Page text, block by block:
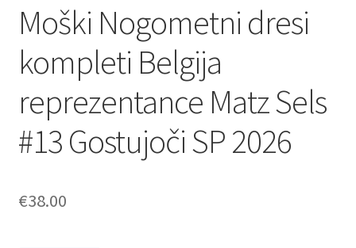
Moški Nogometni dresi
kompleti Belgija
reprezentance Matz Sels
#13 Gostujoči SP 2026
€38.00